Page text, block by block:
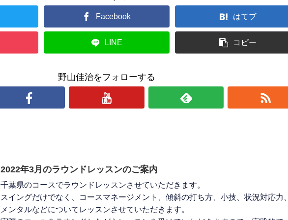
Facebook はてブ
LINE コピー
野山佳治をフォローする
2022年3月のラウンドレッスンのご案内
千葉県のコースでラウンドレッスンさせていただきます。
スイングだけでなく、コースマネージメント、傾斜の打ち方、小技、状況対応力、
メンタルなどについてレッスンさせていただきます。